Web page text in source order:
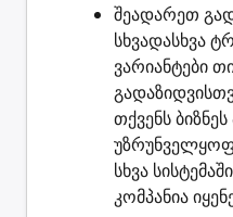
შეადარეთ
სხვადასხვა
ვარიანტები
თქვენს
სხვა
კომპანია